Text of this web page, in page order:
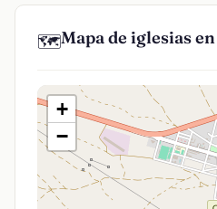
🗺️Mapa de iglesias
+
−